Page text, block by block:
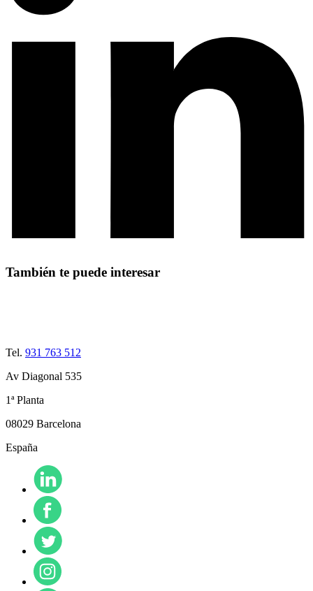
También te puede interesar
Tel. 931 763 512
Av Diagonal 535
1ª Planta
08029 Barcelona
España